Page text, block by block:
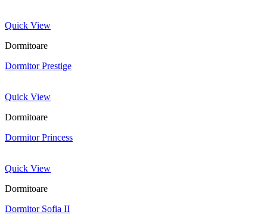
Quick View
Dormitoare
Dormitor Prestige
Quick View
Dormitoare
Dormitor Princess
Quick View
Dormitoare
Dormitor Sofia II